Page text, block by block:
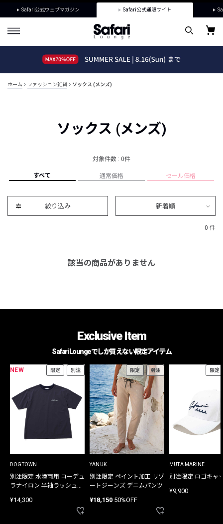
Safari公式ウェブマガジン Safari公式通販サイト
ホーム ファッション雑貨 ソックス (メンズ)
ソックス (メンズ)
対象件数 : 0件
すべて 通常価格 セール価格
絞り込み 新着順
0 件
該当の商品がありません
Exclusive Item
Safari Loungeでしか買えない限定アイテム
NEW 限定 別注
DOGTOWN
別注限定 水陸両用 コーデュ
ラナイロン 半袖ラッシュガ
¥14,300
限定 別注
YANUK
別注限定 ペイント加工 リゾ
ートジーンズ デニムパンツ
¥18,150 50%OFF
限定
MUTA MARINE
別注限定 ロゴキャ
¥9,900